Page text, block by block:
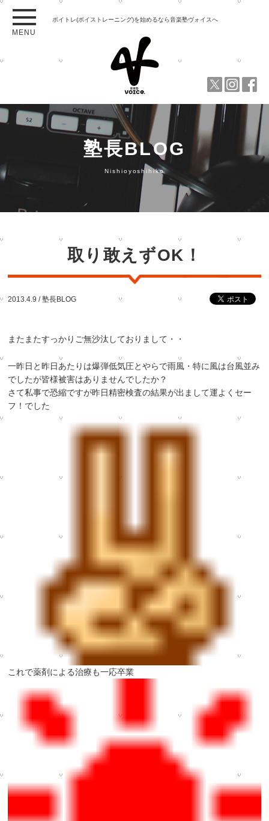
MENU
ボイトレ(ボイストレーニング)を始めるなら音楽塾ヴォイスへ
塾長BLOG
Nishioyoshihiko
取り敢えずOK！
2013.4.9 /塾長BLOG
またまたすっかりご無沙汰しておりまして・・
一昨日と昨日あたりは爆弾低気圧とやらで雨風・特に風は台風並み
でしたが皆様被害はありませんでしたか？
さて私事で恐縮ですが昨日精密検査の結果が出まして運よくセー
フ！でした
これで薬剤による治療も一応卒業